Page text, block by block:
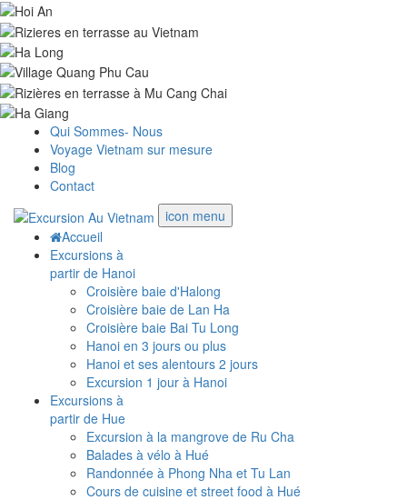
Qui Sommes- Nous
Voyage Vietnam sur mesure
Blog
Contact
icon menu
Accueil
Excursions à
partir de Hanoi
Croisière baie d'Halong
Croisière baie de Lan Ha
Croisière baie Bai Tu Long
Hanoi en 3 jours ou plus
Hanoi et ses alentours 2 jours
Excursion 1 jour à Hanoi
Excursions à
partir de Hue
Excursion à la mangrove de Ru Cha
Balades à vélo à Hué
Randonnée à Phong Nha et Tu Lan
Cours de cuisine et street food à Hué